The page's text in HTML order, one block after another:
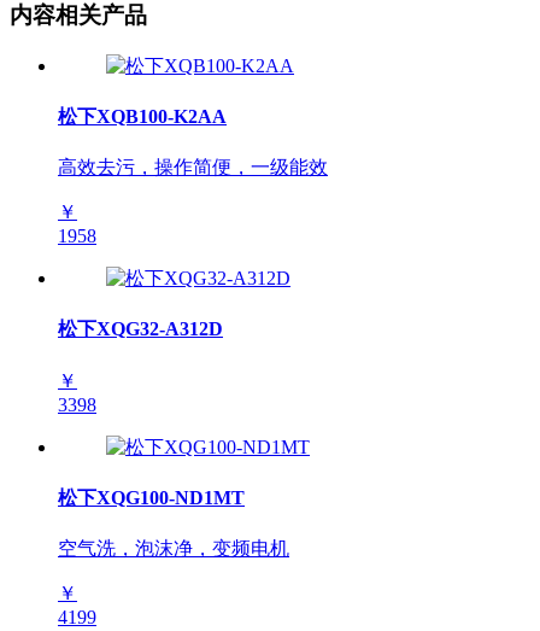
内容相关产品
松下XQB100-K2AA
高效去污，操作简便，一级能效
￥
1958
松下XQG32-A312D
￥
3398
松下XQG100-ND1MT
空气洗，泡沫净，变频电机
￥
4199